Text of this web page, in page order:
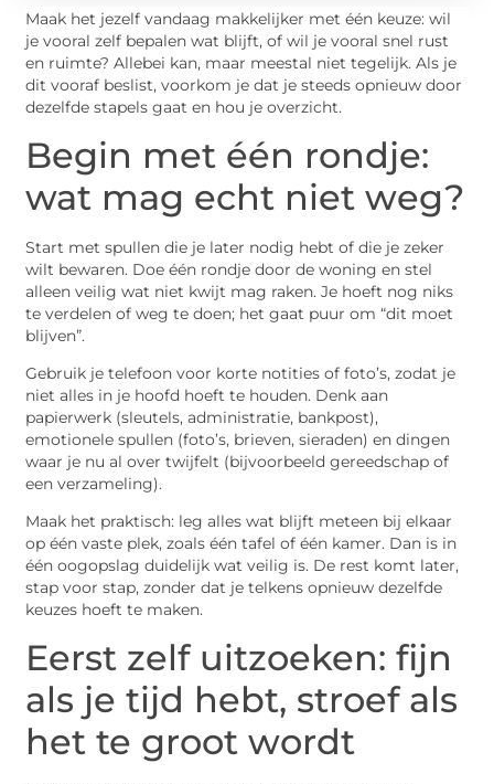
Maak het jezelf vandaag makkelijker met één keuze: wil
je vooral zelf bepalen wat blijft, of wil je vooral snel rust
en ruimte? Allebei kan, maar meestal niet tegelijk. Als je
dit vooraf beslist, voorkom je dat je steeds opnieuw door
dezelfde stapels gaat en hou je overzicht.
Begin met één rondje:
wat mag echt niet weg?
Start met spullen die je later nodig hebt of die je zeker
wilt bewaren. Doe één rondje door de woning en stel
alleen veilig wat niet kwijt mag raken. Je hoeft nog niks
te verdelen of weg te doen; het gaat puur om “dit moet
blijven”.
Gebruik je telefoon voor korte notities of foto’s, zodat je
niet alles in je hoofd hoeft te houden. Denk aan
papierwerk (sleutels, administratie, bankpost),
emotionele spullen (foto’s, brieven, sieraden) en dingen
waar je nu al over twijfelt (bijvoorbeeld gereedschap of
een verzameling).
Maak het praktisch: leg alles wat blijft meteen bij elkaar
op één vaste plek, zoals één tafel of één kamer. Dan is in
één oogopslag duidelijk wat veilig is. De rest komt later,
stap voor stap, zonder dat je telkens opnieuw dezelfde
keuzes hoeft te maken.
Eerst zelf uitzoeken: fijn
als je tijd hebt, stroef als
het te groot wordt